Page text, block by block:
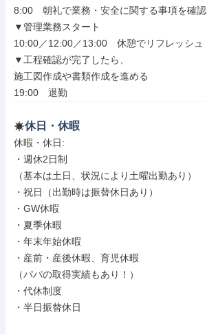
8:00　朝礼で業務・安全に関する事項を確認
▼管理業務スタート
10:00／12:00／13:00　休憩でリフレッシュ
▼工程確認が完了したら、
施工図作成や書類作成を進める
19:00　退勤
休日・休暇
休暇・休日:
・週休2日制
（基本は土日、状況により土曜出勤あり）
・祝日（出勤時は振替休日あり）
・GW休暇
・夏季休暇
・年末年始休暇
・産前・産後休暇、育児休暇
（パパの取得実績もあり！）
・代休制度
・半日振替休日